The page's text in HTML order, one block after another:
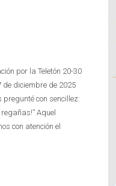
por la Teletón 20-30
diciembre de 2025
con sencillez:
Aquel
con atención el